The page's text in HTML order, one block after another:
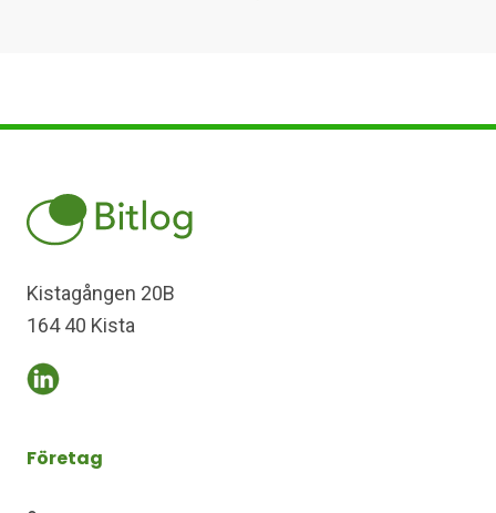
Kistagången 20B
164 40 Kista
Företag